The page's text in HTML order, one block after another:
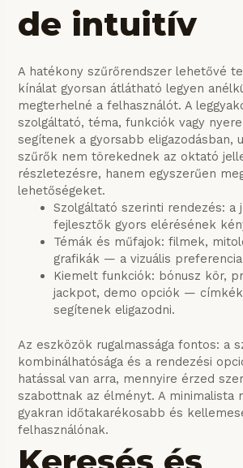
de intuitív
A hatékony szűrőrendszer lehetővé
kínálat gyorsan átlátható legyen
megterhelné a felhasználót. A
szolgáltató, téma, funkciók vagy
segítenek a gyorsabb eligazodásban,
szűrők nem törekednek az oktató
részletezésre, hanem egyszerűen
lehetőségeket.
Szolgáltató szerinti rendezés: a
fejlesztők gyors elérésének
Témák és műfajok: filmek,
grafikák — a vizuális
Kiemelt funkciók: bónusz kör,
jackpot, demo opciók —
segítenek eligazodni.
Az eszközök rugalmassága fontos: a
kombinálhatósága és a rendezési
hatással van arra, mennyire érzed
szabottnak az élményt. A minimalista
gyakran időtakarékosabb és
felhasználónak.